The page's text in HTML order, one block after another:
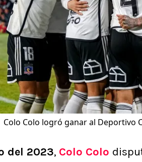
Colo Colo logró ganar al Deportivo
del 2023, Colo Colo